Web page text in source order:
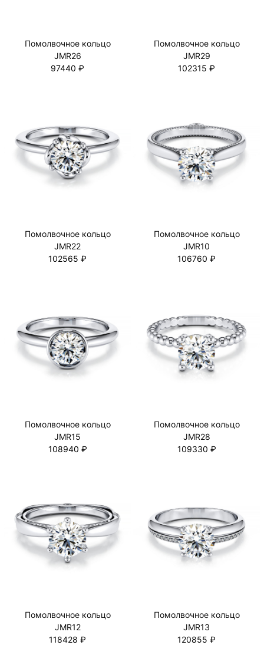
Помолвочное кольцо
JMR26
97440 ₽
Помолвочное кольцо
JMR29
102315 ₽
Помолвочное кольцо
JMR22
102565 ₽
Помолвочное кольцо
JMR10
106760 ₽
Помолвочное кольцо
JMR15
108940 ₽
Помолвочное кольцо
JMR28
109330 ₽
Помолвочное кольцо
JMR12
118428 ₽
Помолвочное кольцо
JMR13
120855 ₽